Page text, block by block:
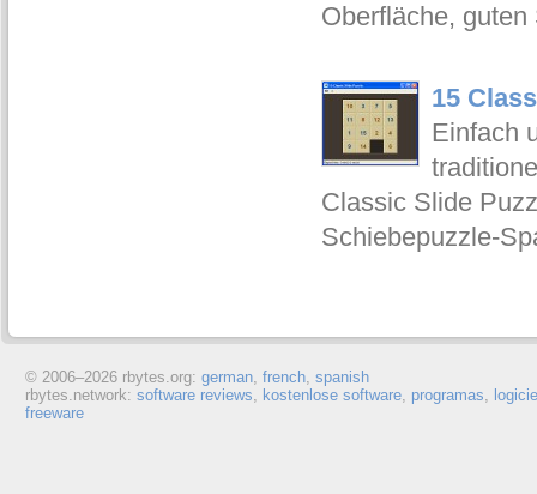
Oberfläche,
15
Einfach
Classic Slide
Schiebepuzzle-
© 2006–2026 rbytes.org: german, french, spanish
rbytes.network: software reviews, kostenlose software, programas,
freeware